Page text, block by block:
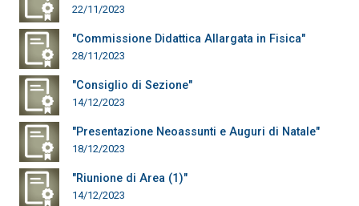
22/11/2023
"Commissione Didattica Allargata in Fisica"
28/11/2023
"Consiglio di Sezione"
14/12/2023
"Presentazione Neoassunti e Auguri di Natale"
18/12/2023
"Riunione di Area (1)"
14/12/2023